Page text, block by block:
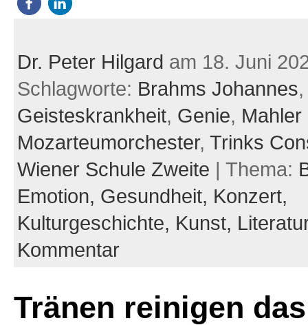
Dr. Peter Hilgard am 18. Juni
Schlagworte: Brahms Johannes,
Geisteskrankheit, Genie, Mahler
Mozarteumorchester, Trinks
Wiener Schule Zweite | Thema:
Emotion, Gesundheit, Konzert,
Kulturgeschichte, Kunst,
Kommentar
Tränen reinigen